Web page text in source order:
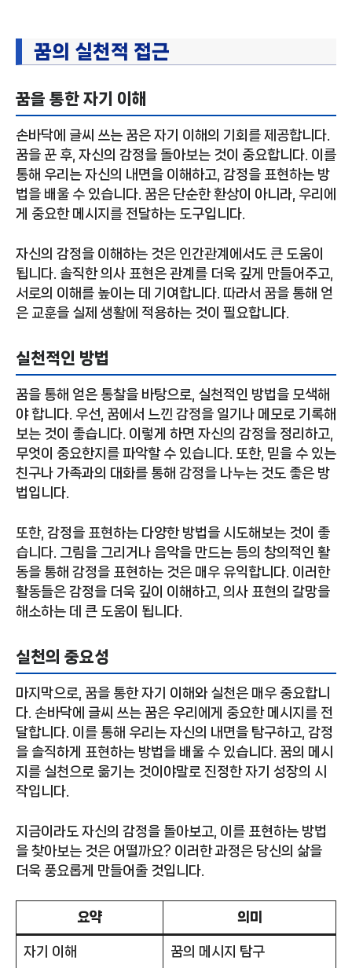
꿈의 실천적 접근
꿈을 통한 자기 이해
손바닥에 글씨 쓰는 꿈은 자기 이해의 기회를 제공합니다.
꿈을 꾼 후, 자신의 감정을 돌아보는 것이 중요합니다. 이를
통해 우리는 자신의 내면을 이해하고, 감정을 표현하는 방
법을 배울 수 있습니다. 꿈은 단순한 환상이 아니라, 우리에
게 중요한 메시지를 전달하는 도구입니다.
자신의 감정을 이해하는 것은 인간관계에서도 큰 도움이
됩니다. 솔직한 의사 표현은 관계를 더욱 깊게 만들어주고,
서로의 이해를 높이는 데 기여합니다. 따라서 꿈을 통해 얻
은 교훈을 실제 생활에 적용하는 것이 필요합니다.
실천적인 방법
꿈을 통해 얻은 통찰을 바탕으로, 실천적인 방법을 모색해
야 합니다. 우선, 꿈에서 느낀 감정을 일기나 메모로 기록해
보는 것이 좋습니다. 이렇게 하면 자신의 감정을 정리하고,
무엇이 중요한지를 파악할 수 있습니다. 또한, 믿을 수 있는
친구나 가족과의 대화를 통해 감정을 나누는 것도 좋은 방
법입니다.
또한, 감정을 표현하는 다양한 방법을 시도해보는 것이 좋
습니다. 그림을 그리거나 음악을 만드는 등의 창의적인 활
동을 통해 감정을 표현하는 것은 매우 유익합니다. 이러한
활동들은 감정을 더욱 깊이 이해하고, 의사 표현의 갈망을
해소하는 데 큰 도움이 됩니다.
실천의 중요성
마지막으로, 꿈을 통한 자기 이해와 실천은 매우 중요합니
다. 손바닥에 글씨 쓰는 꿈은 우리에게 중요한 메시지를 전
달합니다. 이를 통해 우리는 자신의 내면을 탐구하고, 감정
을 솔직하게 표현하는 방법을 배울 수 있습니다. 꿈의 메시
지를 실천으로 옮기는 것이야말로 진정한 자기 성장의 시
작입니다.
지금이라도 자신의 감정을 돌아보고, 이를 표현하는 방법
을 찾아보는 것은 어떨까요? 이러한 과정은 당신의 삶을
더욱 풍요롭게 만들어줄 것입니다.
요약 의미
자기 이해 꿈의 메시지 탐구